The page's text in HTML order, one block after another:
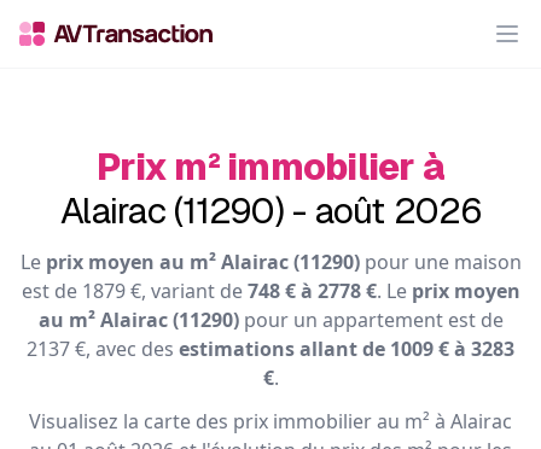
Prix m² immobilier à
Alairac (11290) - août 2026
Le prix moyen au m² Alairac (11290)pour une maison
est de 1879 €, variant de748 € à 2778 €. Le prix moyen
au m² Alairac (11290)pour un appartement est de
2137 €, avec des estimations allant de 1009 € à 3283
€.
Visualisez la carte des prix immobilier au m² à Alairac